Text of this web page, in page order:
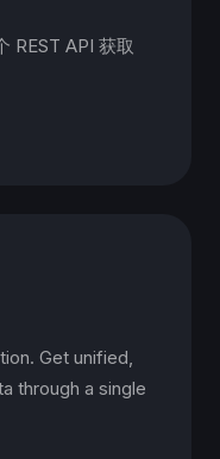
REST API 获取
Get unified,
through a single